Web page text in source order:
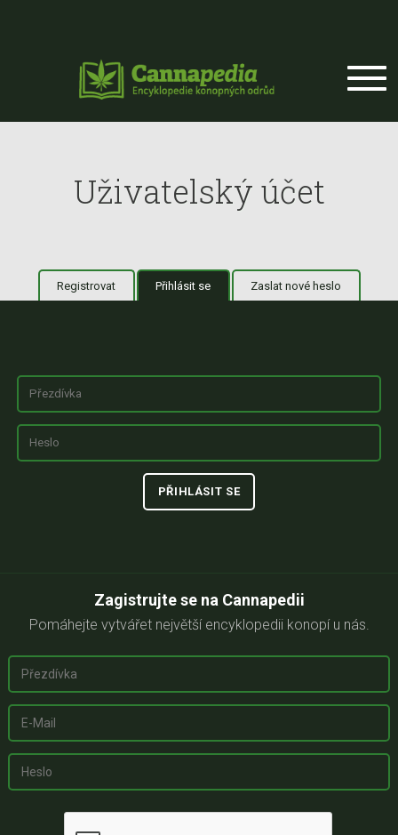
Uživatelský účet
Hlavní záložky
Registrovat Přihlásit se (aktivní záložka)
Zaslat nové heslo
Zagistrujte se na Cannapedii
Pomáhejte vytvářet největší encyklopedii konopí u nás.